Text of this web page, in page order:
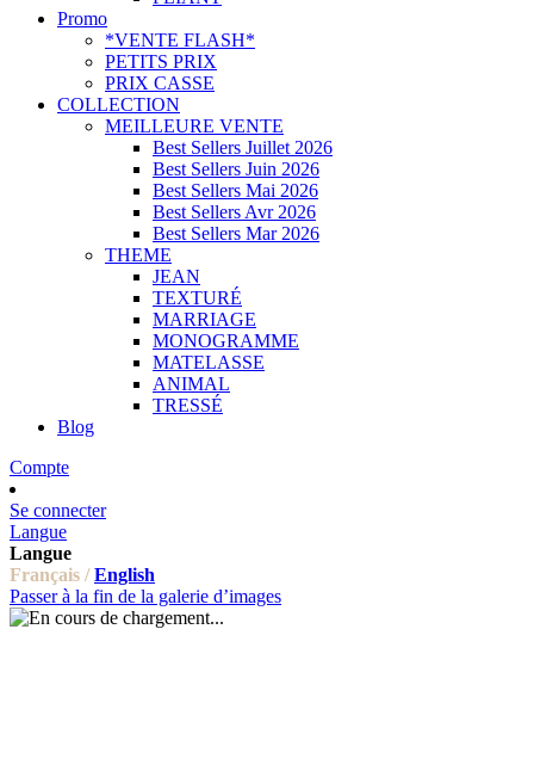
Promo
*VENTE FLASH*
PETITS PRIX
PRIX CASSE
COLLECTION
MEILLEURE VENTE
Best Sellers Juillet 2026
Best Sellers Juin 2026
Best Sellers Mai 2026
Best Sellers Avr 2026
Best Sellers Mar 2026
THEME
JEAN
TEXTURÉ
MARRIAGE
MONOGRAMME
MATELASSE
ANIMAL
TRESSÉ
Blog
Compte
Se connecter
Langue
Langue
Français / English
Passer à la fin de la galerie d’images